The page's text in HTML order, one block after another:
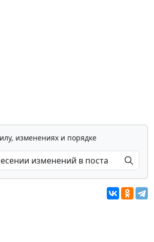
изменениях и порядке